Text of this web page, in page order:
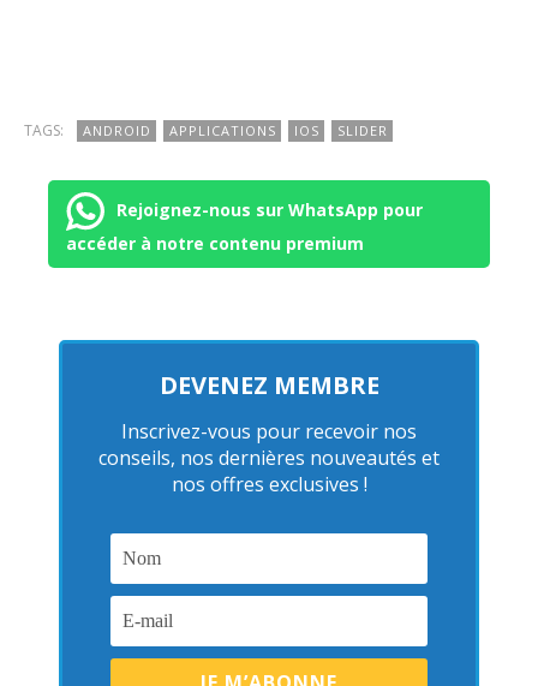
TAGS: ANDROID APPLICATIONS IOS SLIDER
Rejoignez-nous sur WhatsApp pour
accéder à notre contenu premium
DEVENEZ MEMBRE
Inscrivez-vous pour recevoir nos
conseils, nos dernières nouveautés et
nos offres exclusives !